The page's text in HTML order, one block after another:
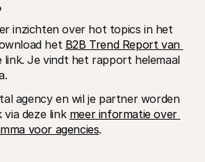
inzichten over hot topics in het
het B2B Trend Report van
link. Je vindt het rapport helemaal
agency en wil je partner worden
via deze link meer informatie over
voor agencies.